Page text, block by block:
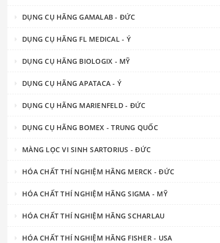
DỤNG CỤ HÃNG GAMALAB - ĐỨC
DỤNG CỤ HÃNG FL MEDICAL - Ý
DỤNG CỤ HÃNG BIOLOGIX - MỸ
DỤNG CỤ HÃNG APATACA - Ý
DỤNG CỤ HÃNG MARIENFELD - ĐỨC
DỤNG CỤ HÃNG BOMEX - TRUNG QUỐC
MÀNG LỌC VI SINH SARTORIUS - ĐỨC
HÓA CHẤT THÍ NGHIỆM HÃNG MERCK - ĐỨC
HÓA CHẤT THÍ NGHIỆM HÃNG SIGMA - MỸ
HÓA CHẤT THÍ NGHIỆM HÃNG SCHARLAU
HÓA CHẤT THÍ NGHIỆM HÃNG FISHER - USA